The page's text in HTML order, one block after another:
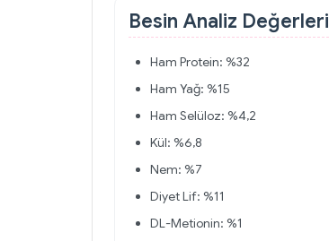
Besin Analiz Değerleri
Ham Protein: %32
Ham Yağ: %15
Ham Selüloz: %4,2
Kül: %6,8
Nem: %7
Diyet Lif: %11
DL-Metionin: %1